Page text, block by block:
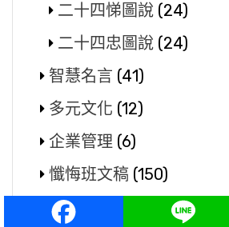
二十四悌圖說 (24)
二十四忠圖說 (24)
智慧名言 (41)
多元文化 (12)
企業管理 (6)
懺悔班文稿 (150)
請勿殺生吃肉
(85)